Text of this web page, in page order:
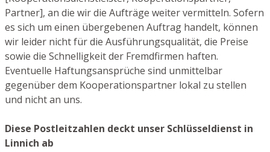
Partner], an die wir die Aufträge weiter vermitteln. Sofern
es sich um einen übergebenen Auftrag handelt, können
wir leider nicht für die Ausführungsqualität, die Preise
sowie die Schnelligkeit der Fremdfirmen haften.
Eventuelle Haftungsansprüche sind unmittelbar
gegenüber dem Kooperationspartner lokal zu stellen
und nicht an uns.
Diese Postleitzahlen deckt unser Schlüsseldienst in
Linnich ab